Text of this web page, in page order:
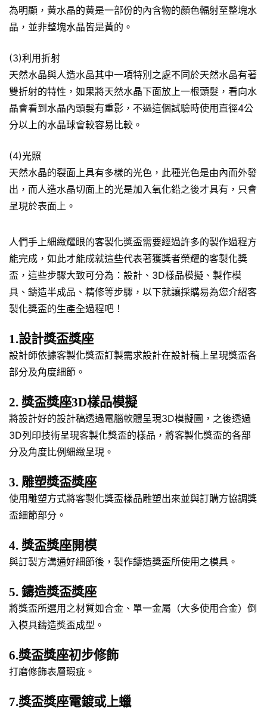
為明顯，黃水晶的黃是一部份的內含物的顏色輻射至整塊水
晶，並非整塊水晶皆是黃的。
(3)利用折射
天然水晶與人造水晶其中一項特別之處不同於天然水晶有著
雙折射的特性，如果將天然水晶下面放上一根頭髮，看向水
晶會看到水晶內頭髮有重影，不過這個試驗時使用直徑4公
分以上的水晶球會較容易比較。
(4)光照
天然水晶的裂面上具有多樣的光色，此種光色是由內而外發
出，而人造水晶切面上的光是加入氧化鉛之後才具有，只會
呈現於表面上。
人們手上細緻耀眼的客製化獎盃需要經過許多的製作過程方
能完成，如此才能成就這些代表著獲獎者榮耀的客製化獎
盃，這些步驟大致可分為：設計、3D樣品模擬、製作模
具、鑄造半成品、精修等步驟，以下就讓採購易為您介紹客
製化獎盃的生產全過程吧！
1.設計獎盃獎座
設計師依據客製化獎盃訂製需求設計在設計稿上呈現獎盃各
部分及角度細節。
2. 獎盃獎座3D樣品模擬
將設計好的設計稿透過電腦軟體呈現3D模擬圖，之後透過
3D列印技術呈現客製化獎盃的樣品，將客製化獎盃的各部
分及角度比例細緻呈現。
3. 雕塑獎盃獎座
使用雕塑方式將客製化獎盃樣品雕塑出來並與訂購方協調獎
盃細節部分。
4. 獎盃獎座開模
與訂製方溝通好細節後，製作鑄造獎盃所使用之模具。
5. 鑄造獎盃獎座
將獎盃所選用之材質如合金、單一金屬（大多使用合金）倒
入模具鑄造獎盃成型。
6.獎盃獎座初步修飾
打磨修飾表層瑕疵。
7.獎盃獎座電鍍或上蠟